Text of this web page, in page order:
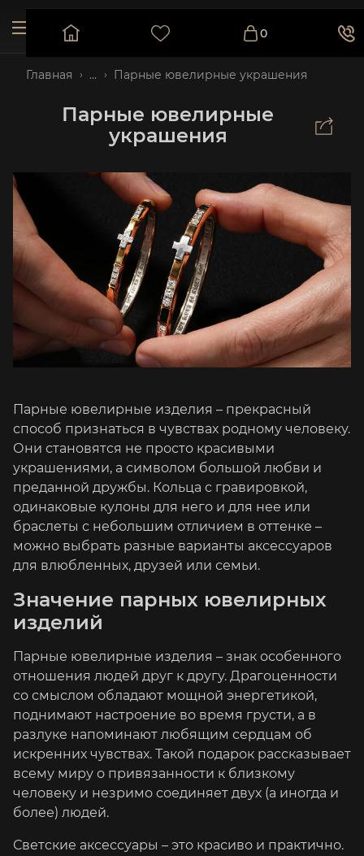
0
Главная ... Парные ювелирные украшения
Парные ювелирные
украшения
Парные ювелирные изделия – прекрасный
способ признаться в чувствах родному человеку.
Они становятся не просто красивыми
украшениями, а символом большой любви и
преданной дружбы. Кольца с гравировкой,
одинаковые кулоны для него и для нее или
браслеты с небольшим отличием в оттенке –
можно выбрать разные варианты аксессуаров
для влюбленных, друзей или семьи.
Значение парных ювелирных
изделий
Парные ювелирные изделия – знак особенного
отношения людей друг к другу. Драгоценности
со смыслом обладают мощной энергетикой,
поднимают настроение во время грусти, а в
разлуке напоминают любящим сердцам об
искренних чувствах. Такой подарок рассказывает
всему миру о привязанности к близкому
человеку и незримо соединяет двух (а иногда и
более) людей.
Светские аксессуары – это красиво и практично.